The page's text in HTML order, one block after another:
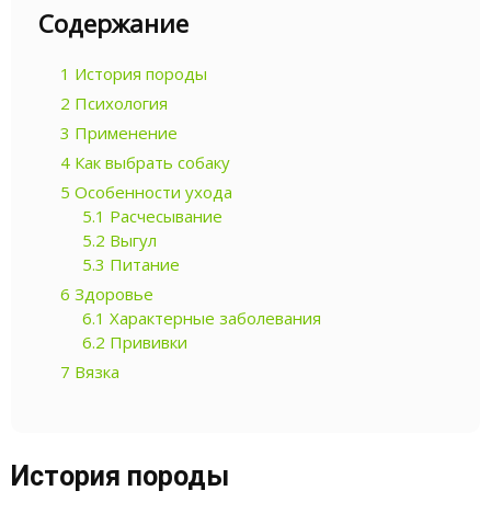
Содержание
1 История породы
2 Психология
3 Применение
4 Как выбрать собаку
5 Особенности ухода
5.1 Расчесывание
5.2 Выгул
5.3 Питание
6 Здоровье
6.1 Характерные заболевания
6.2 Прививки
7 Вязка
История породы